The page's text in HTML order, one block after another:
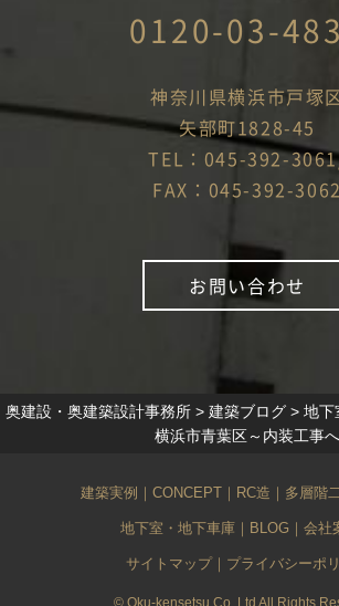
0120-03-
神奈川県横浜市戸塚
矢部町1828-45
TEL：045-392-
FAX：045-392-3062
お問い合わせ
奥建設・奥建築設計事務所 > 建築ブログ > 地下
横浜市青葉区～内装工事へ
建築実例 ｜ CONCEPT ｜ RC造 ｜ 多層階
地下室・地下車庫｜ BLOG ｜ 会社
サイトマップ｜ プライバシーポ